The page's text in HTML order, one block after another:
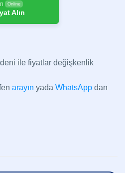
Online
Alın
ile fiyatlar değişkenlik
arayın yada WhatsApp dan